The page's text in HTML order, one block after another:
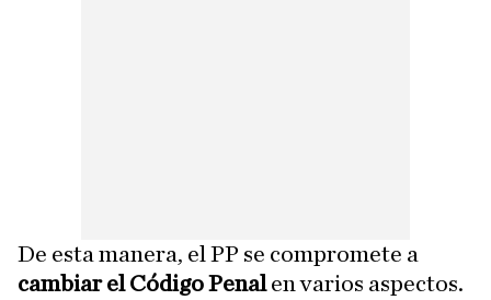
De esta manera, el PP se compromete a
cambiar el Código Penalen varios aspectos.